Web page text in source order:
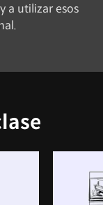
a utilizar esos